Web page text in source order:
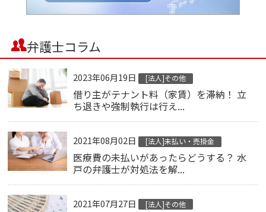
弁護士コラム
2023年06月19日 [法人]その他
借り主がテナント料（家賃）を滞納！ 立
ち退きや強制執行は行え...
2021年08月02日 [法人]未払い・売掛金
医療費の未払いがあったらどうする？ 水
戸の弁護士が対処法を解...
2021年07月27日 [法人]その他